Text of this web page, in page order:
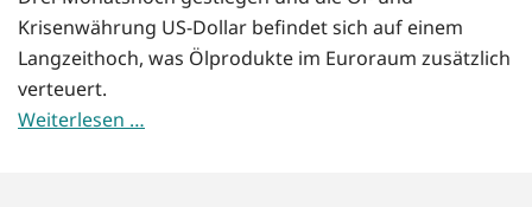
Krisenwährung US-Dollar befindet sich auf einem
Langzeithoch, was Ölprodukte im Euroraum zusätzlich
verteuert.
Weiterlesen …